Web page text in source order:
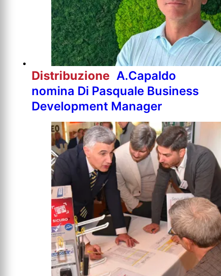
Distribuzione A.Capaldo
nomina Di Pasquale Business
Development Manager